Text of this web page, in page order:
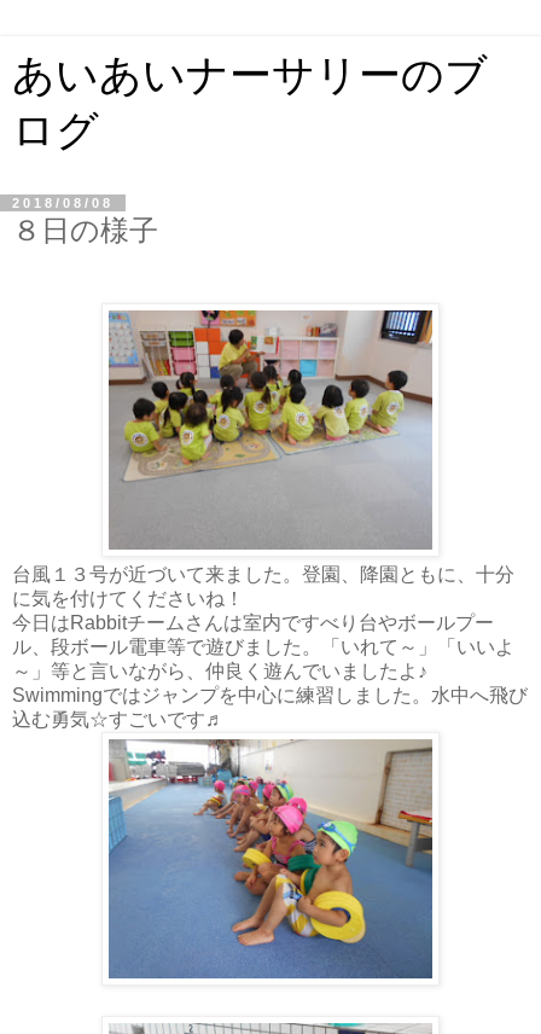
あいあいナーサリーのブ
ログ
2018/08/08
８日の様子
台風１３号が近づいて来ました。登園、降園ともに、十分
に気を付けてくださいね！
今日はRabbitチームさんは室内ですべり台やボールプー
ル、段ボール電車等で遊びました。「いれて～」「いいよ
～」等と言いながら、仲良く遊んでいましたよ♪
Swimmingではジャンプを中心に練習しました。水中へ飛び
込む勇気☆すごいです♬